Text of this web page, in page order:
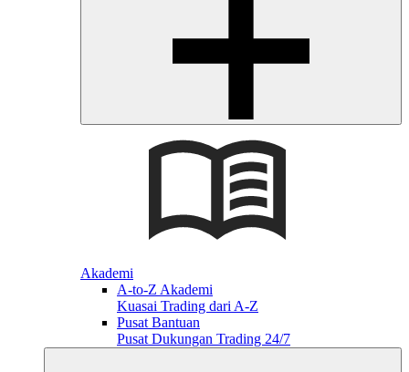
Akademi
A-to-Z Akademi
Kuasai Trading dari A-Z
Pusat Bantuan
Pusat Dukungan Trading 24/7